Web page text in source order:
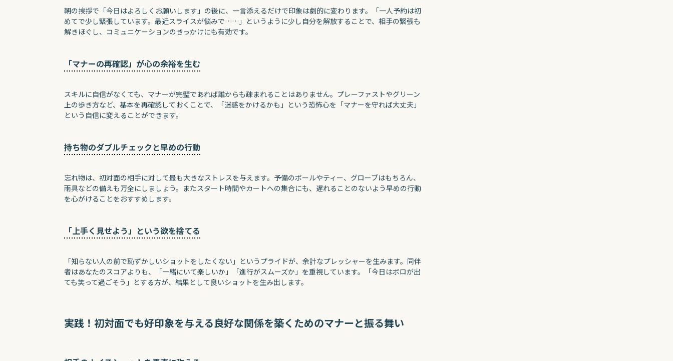
朝の挨拶で「今日はよろしくお願いします」の後に、一言添えるだけで印象は劇的に変わります。「一人予約は初
めてで少し緊張しています。最近スライスが悩みで……」というように少し自分を解放することで、相手の緊張も
解きほぐし、コミュニケーションのきっかけにも有効です。
「マナーの再確認」が心の余裕を生む
スキルに自信がなくても、マナーが完璧であれば誰からも疎まれることはありません。プレーファストやグリーン
上の歩き方など、基本を再確認しておくことで、「迷惑をかけるかも」という恐怖心を「マナーを守れば大丈夫」
という自信に変えることができます。
持ち物のダブルチェックと早めの行動
忘れ物は、初対面の相手に対して最も大きなストレスを与えます。予備のボールやティー、グローブはもちろん、
雨具などの備えも万全にしましょう。またスタート時間やカートへの集合にも、遅れることのないよう早めの行動
を心がけることをおすすめします。
「上手く見せよう」という欲を捨てる
「知らない人の前で恥ずかしいショットをしたくない」というプライドが、余計なプレッシャーを生みます。同伴
者はあなたのスコアよりも、「一緒にいて楽しいか」「進行がスムーズか」を重視しています。「今日はボロが出
ても笑って過ごそう」とする方が、結果として良いショットを生み出します。
実践！初対面でも好印象を与える良好な関係を築くためのマナーと振る舞い